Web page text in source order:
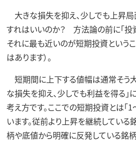
大きな損失を抑え、少しでも上昇
すれはいいのか？ 方法論の前に「投
それに最も近いのが短期投資という
はあります）。
短期間に上下する値幅は通常そう大
な損失を抑え、少しでも利益を得る」
考え方です。ここでの短期投資とは「
います。従前より上昇を継続してい
柄や底値から明確に反発している銘柄